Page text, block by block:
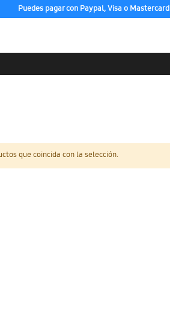
Puedes pagar con Paypal, Visa o Mastercard
que coincida con la selección.